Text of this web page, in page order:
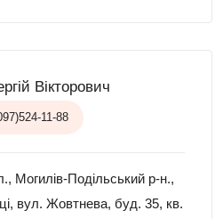
Вікторович
11-88
Могилів-Подільський р-н.,
вул. Жовтнева, буд. 35, кв.